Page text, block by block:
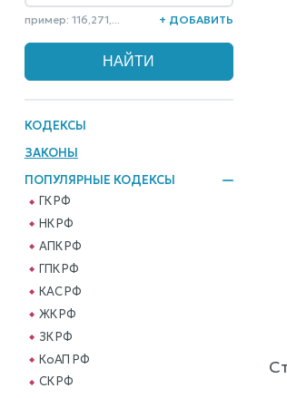
пример: 116,271,... + ДОБАВИТЬ
КОДЕКСЫ
ЗАКОНЫ
ПОПУЛЯРНЫЕ КОДЕКСЫ
ГК РФ
НК РФ
АПК РФ
ГПК РФ
КАС РФ
ЖК РФ
ЗК РФ
КоАП РФ
СК РФ